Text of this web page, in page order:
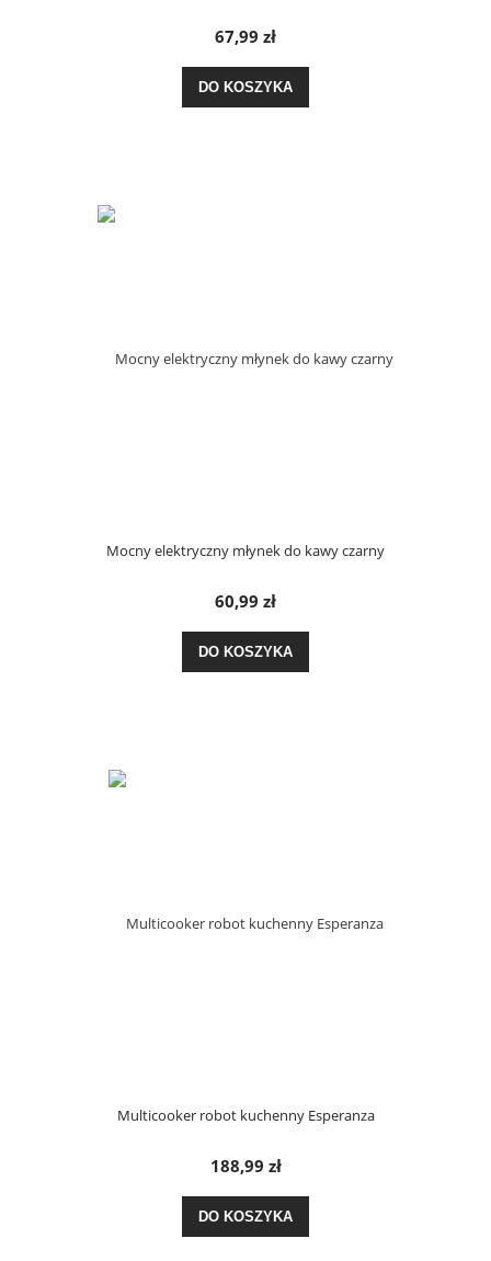
67,99 zł
DO KOSZYKA
Mocny elektryczny młynek do kawy czarny
60,99 zł
DO KOSZYKA
Multicooker robot kuchenny Esperanza
188,99 zł
DO KOSZYKA